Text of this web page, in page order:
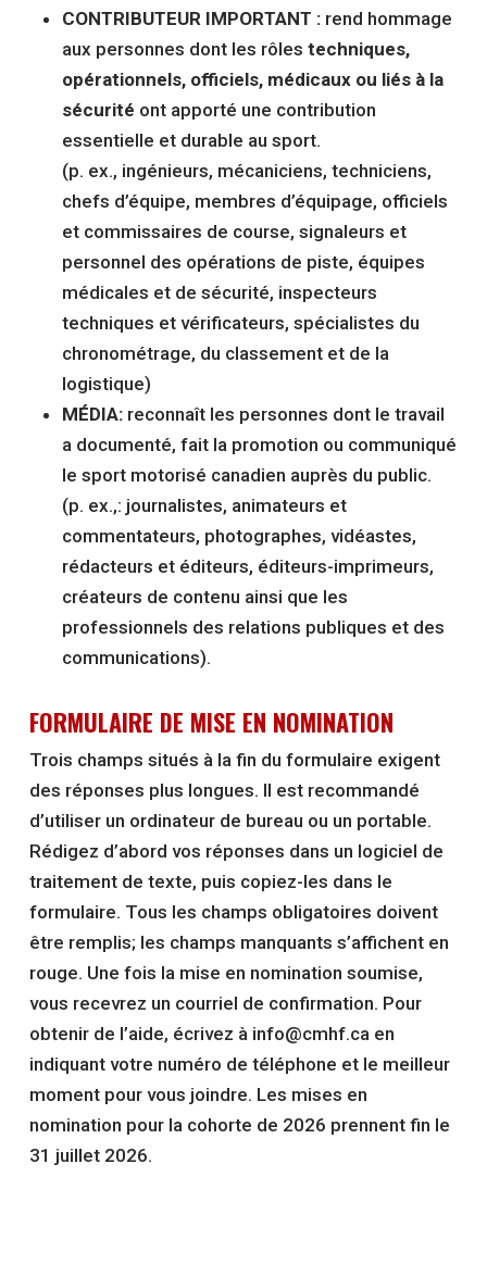
CONTRIBUTEUR IMPORTANT : rend hommage
aux personnes dont les rôlestechniques,
opérationnels, officiels, médicaux ou liés à la
sécurité ont apporté une contribution
essentielle et durable au sport.
(p. ex., ingénieurs, mécaniciens, techniciens,
chefs d’équipe, membres d’équipage, officiels
et commissaires de course, signaleurs et
personnel des opérations de piste, équipes
médicales et de sécurité, inspecteurs
techniques et vérificateurs, spécialistes du
chronométrage, du classement et de la
logistique)
MÉDIA: reconnaît les personnes dont le travail
a documenté, fait la promotion ou communiqué
le sport motorisé canadien auprès du public.
(p. ex.,: journalistes, animateurs et
commentateurs, photographes, vidéastes,
rédacteurs et éditeurs, éditeurs-imprimeurs,
créateurs de contenu ainsi que les
professionnels des relations publiques et des
communications).
FORMULAIRE DE MISE EN NOMINATION
Trois champs situés à la fin du formulaire exigent
des réponses plus longues. Il est recommandé
d’utiliser un ordinateur de bureau ou un portable.
Rédigez d’abord vos réponses dans un logiciel de
traitement de texte, puis copiez-les dans le
formulaire. Tous les champs obligatoires doivent
être remplis; les champs manquants s’affichent en
rouge. Une fois la mise en nomination soumise,
vous recevrez un courriel de confirmation. Pour
obtenir de l’aide, écrivez à info@cmhf.ca en
indiquant votre numéro de téléphone et le meilleur
moment pour vous joindre. Les mises en
nomination pour la cohorte de 2026 prennent fin le
31 juillet 2026.